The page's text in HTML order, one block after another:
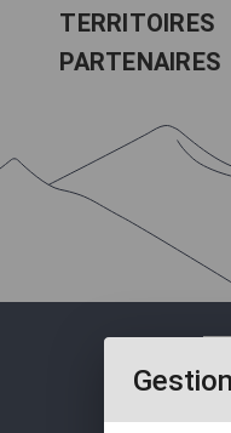
PARTENAIRES